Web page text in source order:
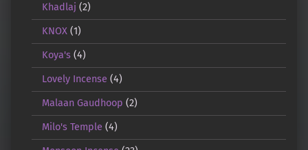
Khadlaj (2)
KNOX(1)
Koya's(4)
Lovely Incense (4)
Malaan Gaudhoop (2)
Milo's Temple (4)